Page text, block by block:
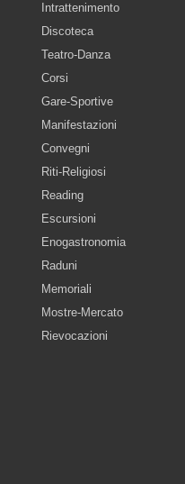
Intrattenimento
Discoteca
Teatro-Danza
Corsi
Gare-Sportive
Manifestazioni
Convegni
Riti-Religiosi
Reading
Escursioni
Enogastronomia
Raduni
Memoriali
Mostre-Mercato
Rievocazioni